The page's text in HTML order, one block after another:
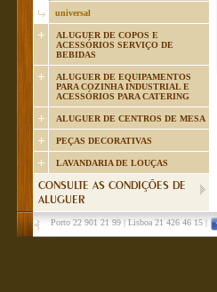
universal
ALUGUER DE COPOS E
ACESSÓRIOS SERVIÇO DE
BEBIDAS
ALUGUER DE EQUIPAMENTOS
PARA COZINHA INDUSTRIAL E
ACESSÓRIOS PARA CATERING
ALUGUER DE CENTROS DE MESA
PEÇAS DECORATIVAS
LAVANDARIA DE LOUÇAS
CONSULTE AS CONDIÇÕES DE
ALUGUER
Porto 22 901 21 99 Lisboa 21 426 46 15